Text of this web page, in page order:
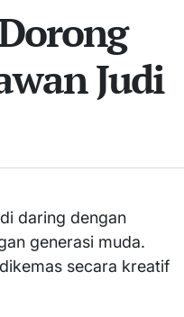
Judi
daring dengan
generasi muda.
secara kreatif